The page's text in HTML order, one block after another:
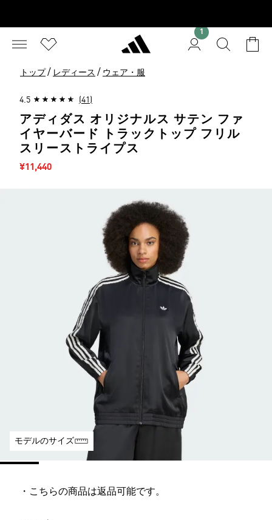
トップ / レディース / ウェア・服
4.5 (41)
アディダス オリジナルス サテン ファ
イヤーバード トラックトップ フリル
スリーストライプス
セール価格
¥11,440
モデルのサイズ
・こちらの商品は返品可能です。